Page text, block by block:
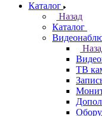
Каталог
Назад
Каталог
ТВ